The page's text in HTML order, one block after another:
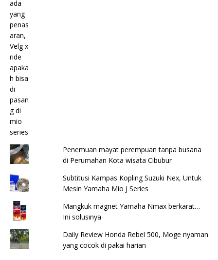
Penemuan mayat perempuan tanpa busana
di Perumahan Kota wisata Cibubur
Subtitusi Kampas Kopling Suzuki Nex, Untuk
Mesin Yamaha Mio J Series
Mangkuk magnet Yamaha Nmax berkarat…
Ini solusinya
Daily Review Honda Rebel 500, Moge nyaman
yang cocok di pakai harian